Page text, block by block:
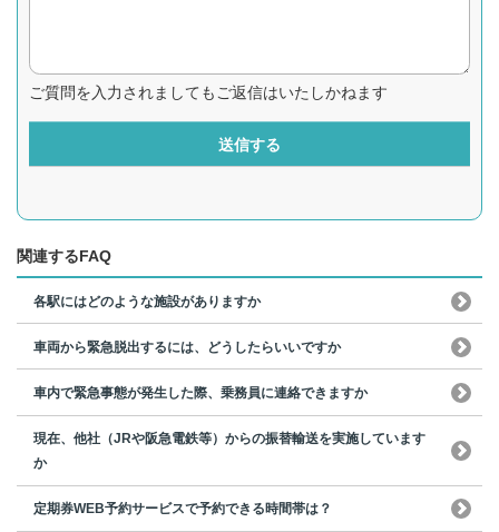
ご質問を入力されましてもご返信はいたしかねます
送信する
関連するFAQ
各駅にはどのような施設がありますか
車両から緊急脱出するには、どうしたらいいですか
車内で緊急事態が発生した際、乗務員に連絡できますか
現在、他社（JRや阪急電鉄等）からの振替輸送を実施しています
か
定期券WEB予約サービスで予約できる時間帯は？